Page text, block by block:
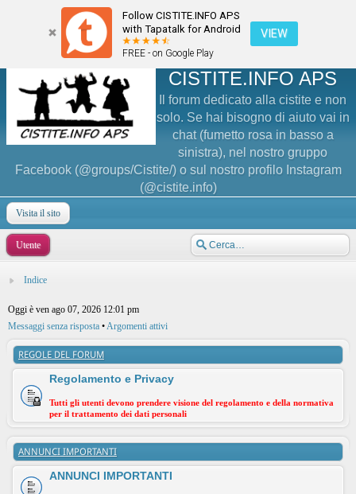
Follow CISTITE.INFO APS
with Tapatalk for Android
FREE - on Google Play
VIEW
CISTITE.INFO APS
Il forum dedicato alla cistite e non
solo. Se hai bisogno di aiuto vai in
chat (fumetto rosa in basso a
sinistra), nel nostro gruppo
Facebook (@groups/Cistite/) o sul nostro profilo Instagram
(@cistite.info)
Visita il sito
Utente
Indice
Oggi è ven ago 07, 2026 12:01 pm
Messaggi senza risposta •Argomenti attivi
REGOLE DEL FORUM
Regolamento e Privacy
Tutti gli utenti devono prendere visione del regolamento e della normativa
per il trattamento dei dati personali
ANNUNCI IMPORTANTI
ANNUNCI IMPORTANTI